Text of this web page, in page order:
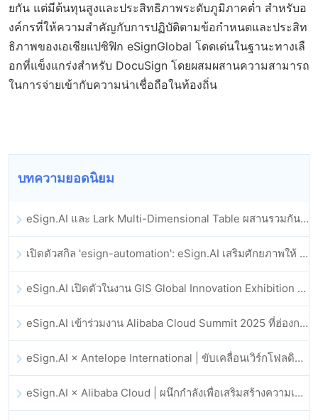
ยกัน แต่มีต้นทุนสูงและประสิทธิภาพระดับภูมิภาคต่ำ สำหรับอ
งค์กรที่ให้ความสำคัญกับการปฏิบัติตามข้อกำหนดและประสิท
ธิภาพของเอเชียแปซิฟิก eSignGlobal โดดเด่นในฐานะทางเลื
อกที่แข็งแกร่งสำหรับ DocuSign โดยผสมผสานความสามารถ
ในการจ่ายเข้ากับความน่าเชื่อถือในท้องถิ่น
บทความยอดนิยม
eSign.AI และ Lark Multi-Dimensional Table ผสานรวมกันอย่างเป็นทางการ: การลงนามและการเก็บถาวรสัญญาอิเล็กทรอนิกส์แบบอัตโนมัติเต็มรูปแบบ
เปิดตัวสกิล 'esign-automation': eSign.AI เสริมศักยภาพให้ OpenClaw ด้วยลายเซ็นอิเล็กทรอนิกส์อัตโนมัติ
eSign.AI เปิดตัวในงาน GIS Global Innovation Exhibition 2025
eSign.AI เข้าร่วมงาน Alibaba Cloud Summit 2025 ที่ฮ่องกง เพื่อขับเคลื่อนนวัตกรรมคลาวด์ที่ขับเคลื่อนด้วย AI และความเชื่อมั่นทางดิจิทัล
eSign.AI × Antelope International | ขับเคลื่อนเวิร์กโฟลดิจิทัลที่ปลอดภัยและขับเคลื่อนด้วย AI
eSign.AI × Alibaba Cloud | ผนึกกำลังเพื่อเสริมสร้างความเชื่อมั่นดิจิทัลระดับโลกสำหรับฟินเทค